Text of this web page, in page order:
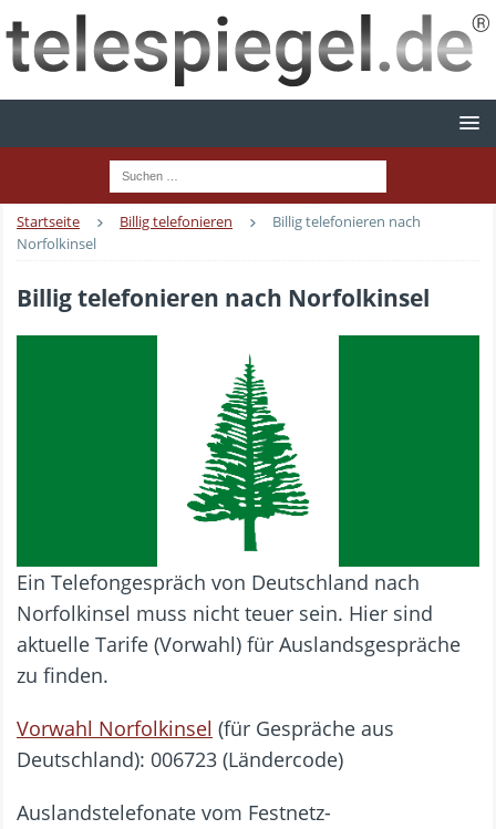
Startseite Billig telefonieren
Billig telefonieren nach
Norfolkinsel
Billig telefonieren nach Norfolkinsel
Ein Telefongespräch von Deutschland nach
Norfolkinsel muss nicht teuer sein. Hier sind
aktuelle Tarife (Vorwahl) für Auslandsgespräche
zu finden.
Vorwahl Norfolkinsel (für Gespräche aus
Deutschland): 006723 (Ländercode)
Auslandstelefonate vom Festnetz-